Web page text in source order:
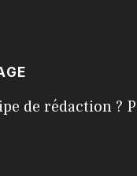
de rédaction ?